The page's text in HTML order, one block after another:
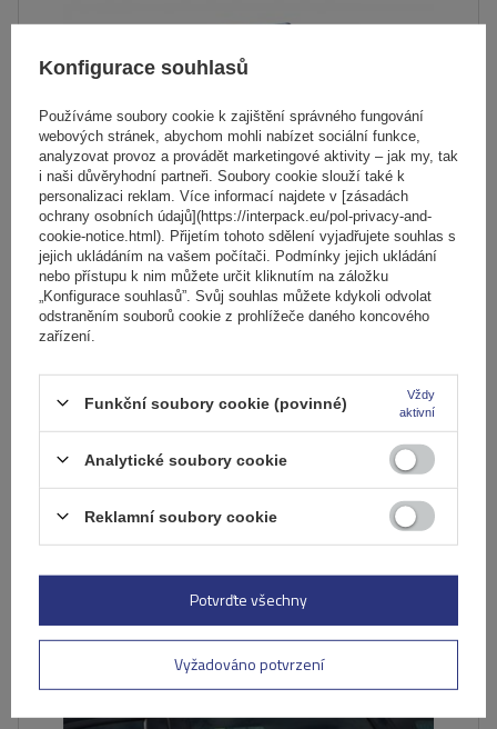
Univerzální střešní nosič G3 CL 60.130 pro tradiční i
integrované hliníkové lyžiny
2 919,00 Kč
11. srpna
do
košíku
Konfigurace souhlasů
Používáme soubory cookie k zajištění správného fungování
webových stránek, abychom mohli nabízet sociální funkce,
analyzovat provoz a provádět marketingové aktivity – jak my, tak
i naši důvěryhodní partneři. Soubory cookie slouží také k
personalizaci reklam. Více informací najdete v [zásadách
ochrany osobních údajů](https://interpack.eu/pol-privacy-and-
cookie-notice.html). Přijetím tohoto sdělení vyjadřujete souhlas s
jejich ukládáním na vašem počítači. Podmínky jejich ukládání
nebo přístupu k nim můžete určit kliknutím na záložku
„Konfigurace souhlasů”. Svůj souhlas můžete kdykoli odvolat
odstraněním souborů cookie z prohlížeče daného koncového
zařízení.
Funkční soubory cookie (povinné)
Vždy
aktivní
Analytické soubory cookie
Reklamní soubory cookie
Vyžadováno potvrzení
Potvrďte všechny